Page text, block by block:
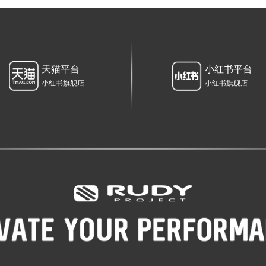
天猫平台
小红书旗舰店
小红书平台
小红书旗舰店